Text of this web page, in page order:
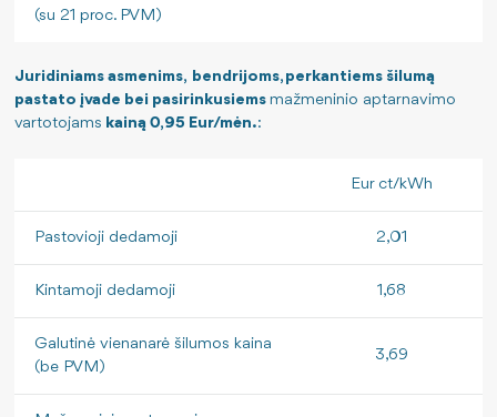
(su 21 proc. PVM)
Juridiniams asmenims, bendrijoms, perkantiems šilumą
pastato įvade bei pasirinkusiems mažmeninio aptarnavimo
vartotojams kainą 0,95 Eur/mėn.:
Eur ct/kWh
Pastovioji dedamoji 2,01
Kintamoji dedamoji 1,68
Galutinė vienanarė šilumos kaina
(be PVM)
3,69